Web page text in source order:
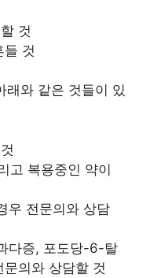
것
들 것
래와 같은 것들이 있
고 복용중인 약이
우 전문의와 상담
다증, 포도당-6-탈
의와 상담할 것